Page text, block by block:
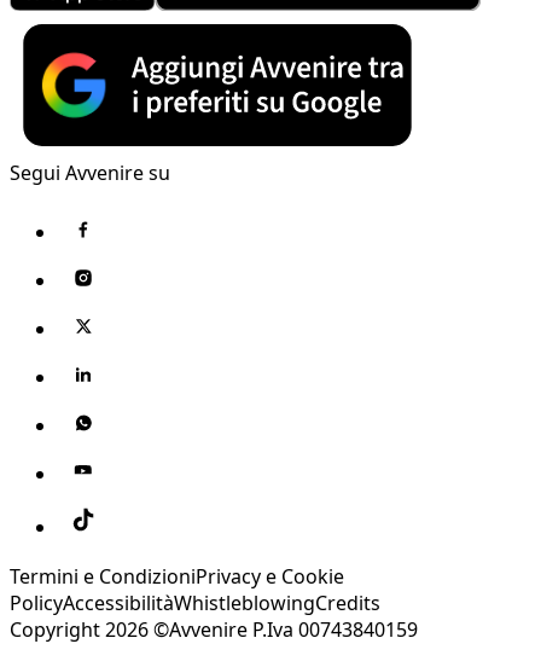
Segui Avvenire su
Termini e CondizioniPrivacy e Cookie
PolicyAccessibilitàWhistleblowingCredits
Copyright 2026 ©Avvenire P.Iva 00743840159